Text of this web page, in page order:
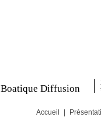
Boatique Diffusion
Accueil